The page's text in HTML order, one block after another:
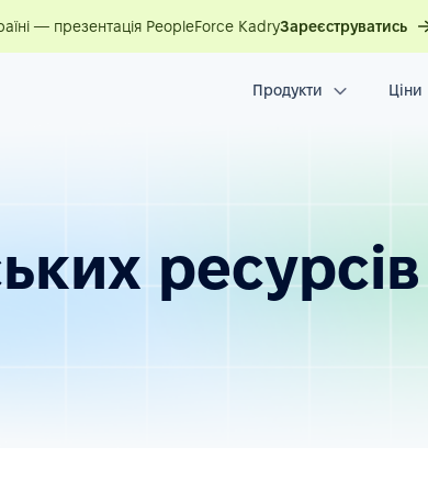
— презентація PeopleForce KadryЗареєструватись
Продукти Ціни
ресурсів